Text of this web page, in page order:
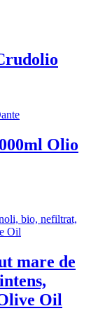
Olio
mare de
Oil